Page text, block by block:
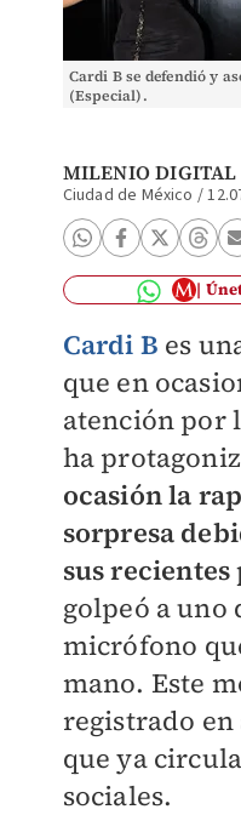
Cardi B se defendió y
(Especial).
MILENIO DIGITAL
Ciudad de México /
Cardi B es
que en
atención por
ha
ocasión la
sorpresa
sus
golpeó a uno
micrófono
mano. Este
registrado
que ya
sociales.